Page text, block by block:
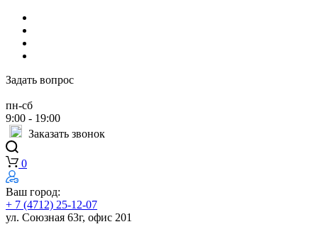
Задать вопрос
пн-сб
9:00 - 19:00
Заказать звонок
0
Ваш город:
+ 7 (4712) 25-12-07
ул. Союзная 63г, офис 201